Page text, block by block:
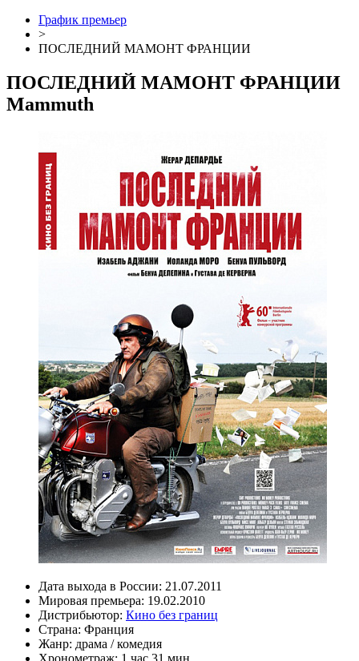
График премьер
>
ПОСЛЕДНИЙ МАМОНТ ФРАНЦИИ
ПОСЛЕДНИЙ МАМОНТ ФРАНЦИИ
Mammuth
Дата выхода в России: 21.07.2011
Мировая премьера: 19.02.2010
Дистрибьютор: Кино без границ
Страна: Франция
Жанр: драма /комедия
Хронометраж: 1 час 31 мин.